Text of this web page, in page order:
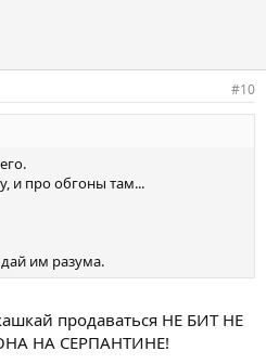
#10
и про обгоны там...
им разума.
продаваться НЕ БИТ НЕ
НА СЕРПАНТИНЕ!